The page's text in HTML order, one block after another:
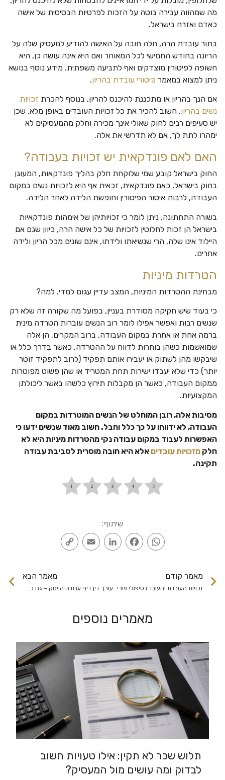
מה שמהווה עבירה בוטה על הזכות לפרטיות הבסיסית של אישה
כאדם ואזרח בישראל.
בתור עובדת הרה, חלה חובה על האישה להודיע למעסיק שלה על
הריונה בחודש החמישי לכל המאוחר ואם היא אינה עושה כן, היא
חשופה לפיטורין מוצדקים ואף לתביעה משפתית. מידע נוסף בנושא
ניתן למצוא במאמר פיטורי עובדת בהריון.
אם הנך בהריון או מתכננת להיכנס להריון, בנוסף להכרת זכויות
נשים בהריון, חשוב להכיר את כל זכויות העובדים באופן מלא, שכן
יש סעיפים רבים לחוק שאולי אינך מכירה וחלק מהמעסיקים לא
ימהרו לתת לך, אם לא תדרשי את אלה.
האם לאם פונדקאית יש זכויות בעבודה?
החוק בישראל קובע שמי שלוקחת חלק בהליך פונדקאות, המעוגן
בחוק בישראל, כאם פונדקאית, זכאית אף היא לזכויות נשים במקום
העבודה, לרבות איסור הפיטורין וחופשת הלידה לאחר הלידה.
בשורה התחתונה, ניתן לומר כי זכויותיהן של אימהות פונדקאיות
בישראל הן זכות לחלוטין לזכויות של כל אישה הרה, כיוון שגם אם
היילוד אינו שלה, הרי שנשיאתו ולידתו, אינם שונים מכל הריון ולידה
אחרים.
הטרדות מיניות
מבחינת ההטרדות המיניות, המצב עדיין עגום למדי. למה?
כי בעוד שיש חקיקה מסודרת בעניין, בפועל מה שקורה זה שלא רק
שנשים רבות ואפשר אפילו לומר רוב הנשים עוברות הטרדה מינית
ברמה אחת או אחרת במקום העבודה, ברוב המקרים, הן אלה
שמואשמות כשהן בוחרות לדווח על ההטרדה, כאשר בדרך כלל או
שיבקשו מהן לשתוק או יעבירו אותם תפקיד (לרוב לתפקיד זוטר
יותר) כדי שלא יעבדו ישירות תחת המטריד או שהן פשוט מפוטרות
ממקום העבודה, כאשר הן מקבלות תירוץ כלשהו באשר ליכולתן
המקצועיות.
מסיבות אלה, רובן המוחלט של הנשים המוטרדות במקום
העבודה, לא ידווחו על כך כלל וחבל. חשוב מאוד שנשים ידעו כי
האפשרות לעבוד במקום עבודה נקי מהטרדות מיניות היא לא
חלק מזכויות עובדים אלא היא חובה מוסרית לסביבת עבודה
תקינה.
שיתוף:
WhatsApp
Facebook
LinkedIn
Email
מאמר קודם
זכויות העובדת והעובד בטיפולי פוריות
מאמר הבא
עורך דין דיני עבודה הייטק – גם כאן יש זכויות
מאמרים נוספים
תלוש שכר לא תקין: אילו טעויות חשוב
לבדוק ומה עושים מול המעסיק?